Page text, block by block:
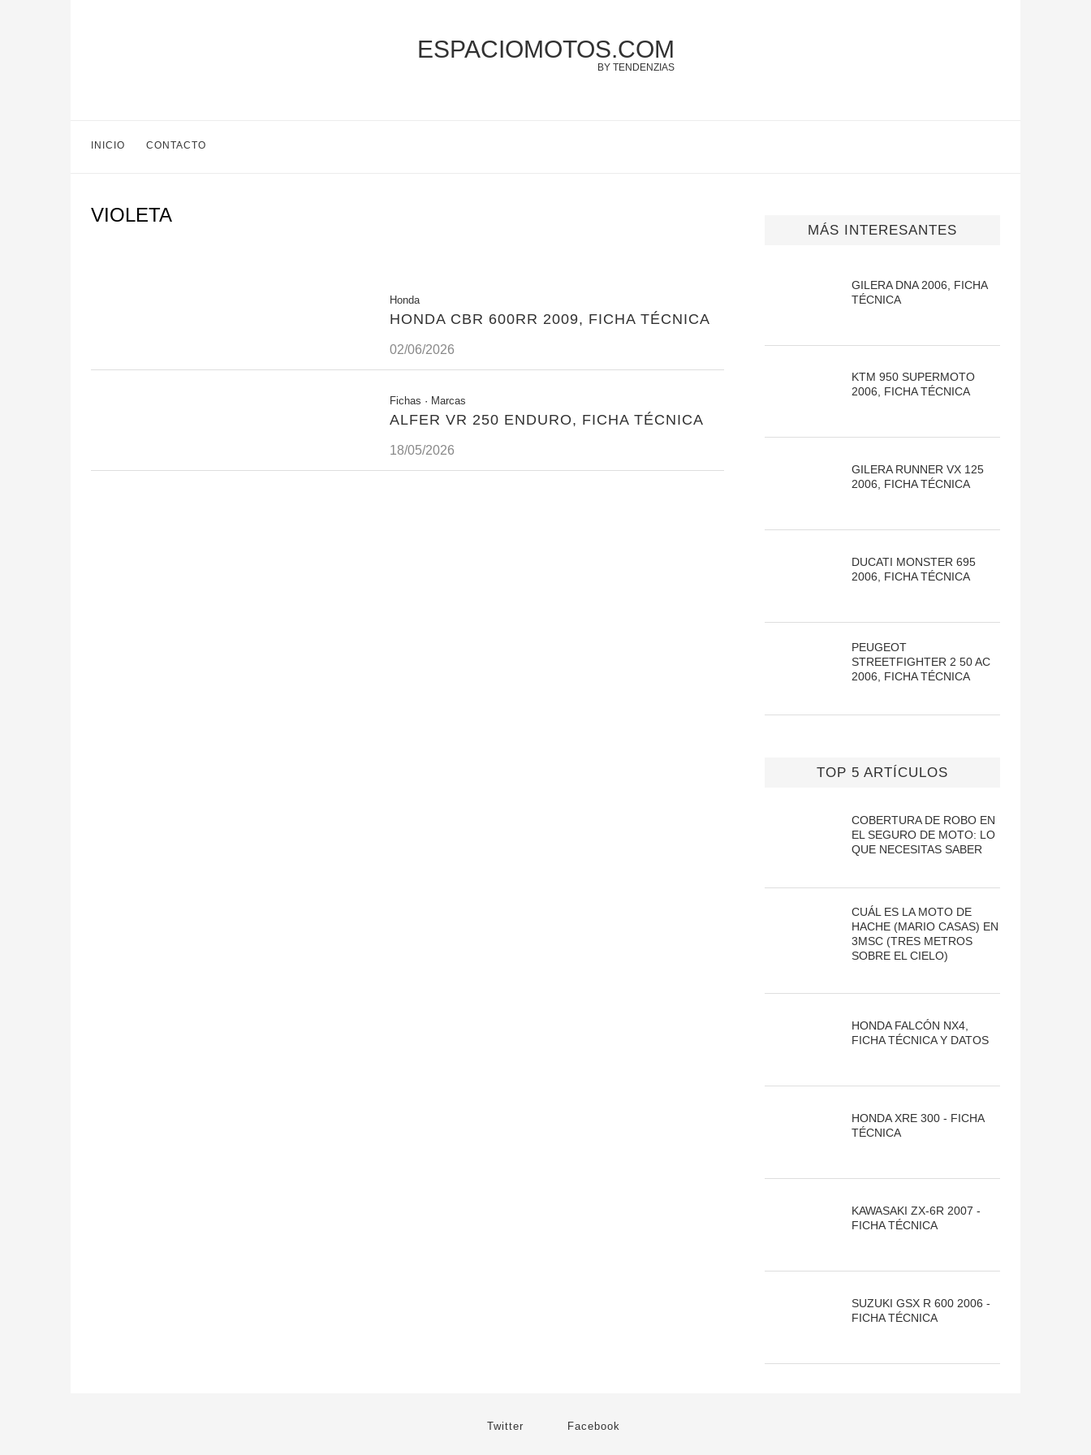
ESPACIOMOTOS.COM
BY TENDENZIAS
INICIO CONTACTO
VIOLETA
Honda
HONDA CBR 600RR 2009, FICHA TÉCNICA
02/06/2026
Fichas · Marcas
ALFER VR 250 ENDURO, FICHA TÉCNICA
18/05/2026
MÁS INTERESANTES
GILERA DNA 2006, FICHA
TÉCNICA
KTM 950 SUPERMOTO
2006, FICHA TÉCNICA
GILERA RUNNER VX 125
2006, FICHA TÉCNICA
DUCATI MONSTER 695
2006, FICHA TÉCNICA
PEUGEOT
STREETFIGHTER 2 50 AC
2006, FICHA TÉCNICA
TOP 5 ARTÍCULOS
COBERTURA DE ROBO EN
EL SEGURO DE MOTO: LO
QUE NECESITAS SABER
CUÁL ES LA MOTO DE
HACHE (MARIO CASAS) EN
3MSC (TRES METROS
SOBRE EL CIELO)
HONDA FALCÓN NX4,
FICHA TÉCNICA Y DATOS
HONDA XRE 300 - FICHA
TÉCNICA
KAWASAKI ZX-6R 2007 -
FICHA TÉCNICA
SUZUKI GSX R 600 2006 -
FICHA TÉCNICA
Twitter Facebook